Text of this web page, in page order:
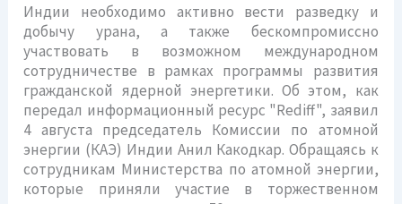
Индии необходимо активно вести разведку и
добычу урана, а также бескомпромиссно
участвовать в возможном международном
сотрудничестве в рамках программы развития
гражданской ядерной энергетики. Об этом, как
передал информационный ресурс "Rediff", заявил
4 августа председатель Комиссии по атомной
энергии (КАЭ) Индии Анил Какодкар. Обращаясь к
сотрудникам Министерства по атомной энергии,
которые приняли участие в торжественном